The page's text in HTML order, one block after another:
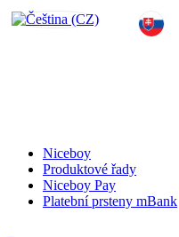
Niceboy
Produktové řady
Niceboy Pay
Platební prsteny mBank